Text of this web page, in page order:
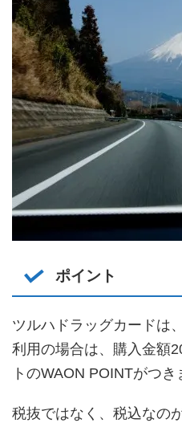
ポイント
ツルハドラッグカードは
利用の場合は、購入金額
トのWAON POINTがつき
税抜ではなく、税込なの